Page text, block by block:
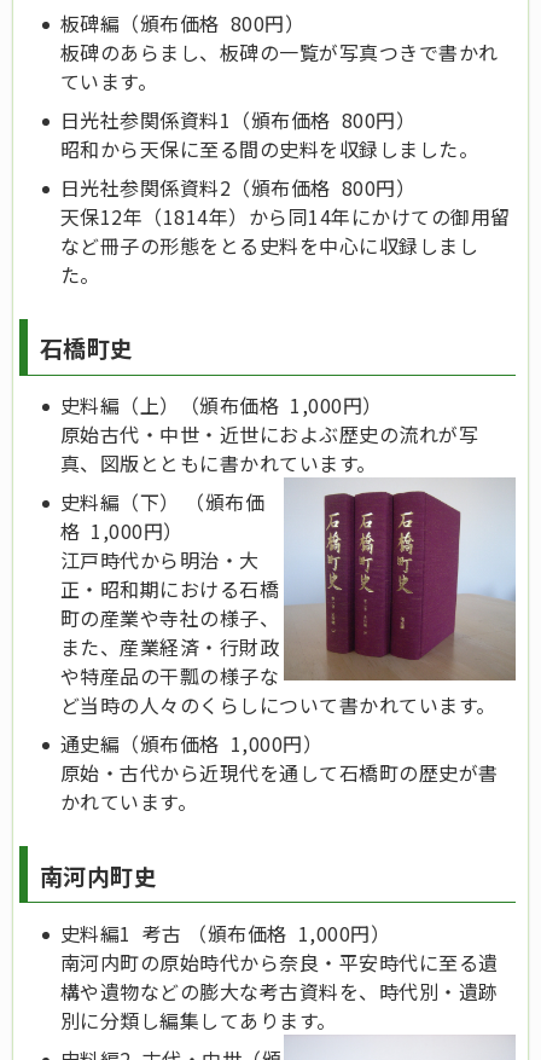
板碑編（頒布価格 800円）
板碑のあらまし、板碑の一覧が写真つきで書かれ
ています。
日光社参関係資料1（頒布価格 800円）
昭和から天保に至る間の史料を収録しました。
日光社参関係資料2（頒布価格 800円）
天保12年（1814年）から同14年にかけての御用留
など冊子の形態をとる史料を中心に収録しまし
た。
石橋町史
史料編（上）（頒布価格 1,000円）
原始古代・中世・近世におよぶ歴史の流れが写
真、図版とともに書かれています。
史料編（下） （頒布価
格 1,000円）
江戸時代から明治・大
正・昭和期における石橋
町の産業や寺社の様子、
また、産業経済・行財政
や特産品の干瓢の様子な
ど当時の人々のくらしについて書かれています。
通史編（頒布価格 1,000円）
原始・古代から近現代を通して石橋町の歴史が書
かれています。
南河内町史
史料編1 考古 （頒布価格 1,000円）
南河内町の原始時代から奈良・平安時代に至る遺
構や遺物などの膨大な考古資料を、時代別・遺跡
別に分類し編集してあります。